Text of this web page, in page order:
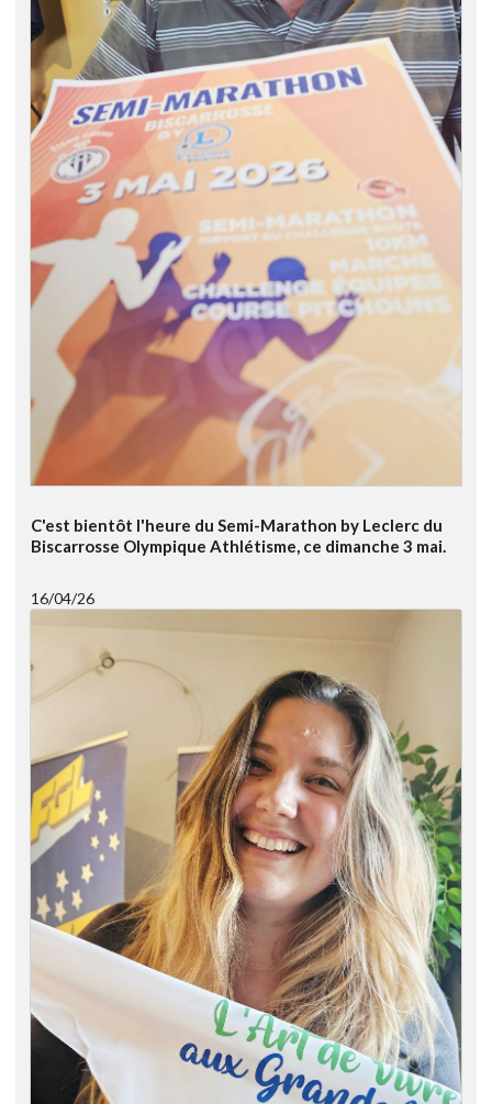
C'est bientôt l'heure du Semi-Marathon by Leclerc du
Biscarrosse Olympique Athlétisme, ce dimanche 3 mai.
16/04/26